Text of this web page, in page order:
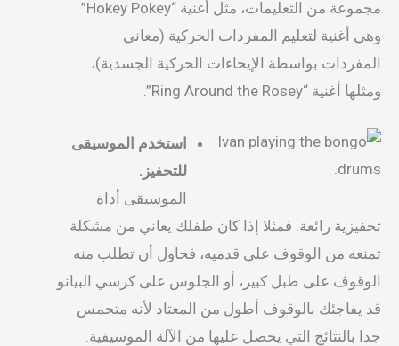
مجموعة من التعليمات، مثل أغنية “Hokey Pokey”
وهي أغنية لتعليم المفردات الحركية (معاني
المفردات بواسطة الإيحاءات الحركية الجسدية)،
ومثلها أغنية “Ring Around the Rosey”.
استخدم الموسيقى
للتحفيز.
الموسيقى أداة
تحفيزية رائعة. فمثلا إذا كان طفلك يعاني من مشكلة
تمنعه من الوقوف على قدميه، فحاول أن تطلب منه
الوقوف على طبل كبير، أو الجلوس على كرسي البيانو.
قد يفاجئك بالوقوف أطول من المعتاد لأنه متحمس
جدا بالنتائج التي يحصل عليها من الآلة الموسيقية.